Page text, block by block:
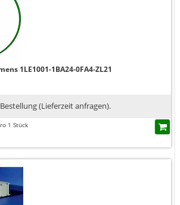
1LE1001-1BA24-0FA4-ZL21
(Lieferzeit anfragen).
1 Stück